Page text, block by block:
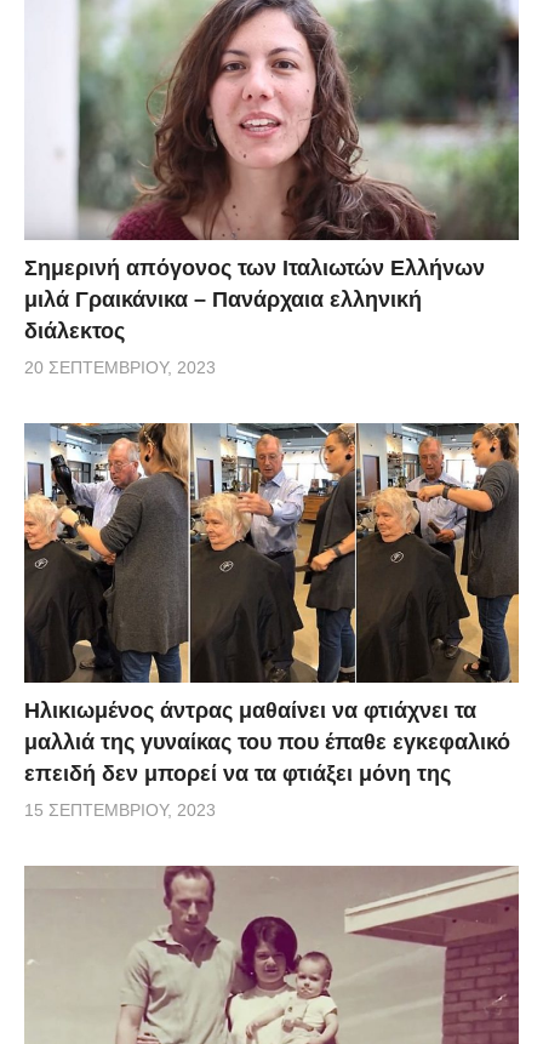
Σημερινή απόγονος των Ιταλιωτών Ελλήνων
μιλά Γραικάνικα – Πανάρχαια ελληνική
διάλεκτος
20 ΣΕΠΤΕΜΒΡΊΟΥ, 2023
Ηλικιωμένος άντρας μαθαίνει να φτιάχνει τα
μαλλιά της γυναίκας του που έπαθε εγκεφαλικό
επειδή δεν μπορεί να τα φτιάξει μόνη της
15 ΣΕΠΤΕΜΒΡΊΟΥ, 2023